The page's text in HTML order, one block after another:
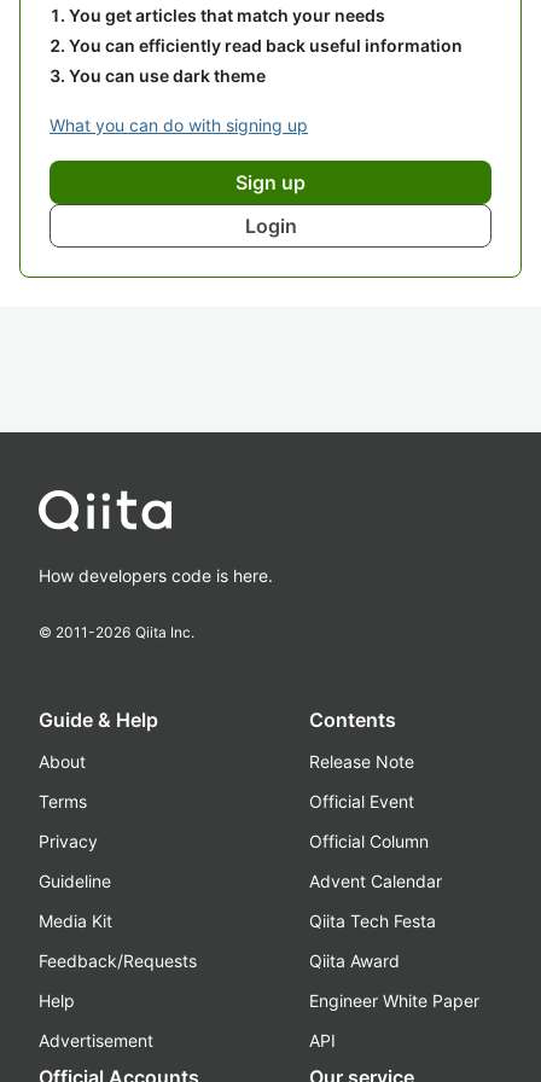
You get articles that match your needs
You can efficiently read back useful information
You can use dark theme
What you can do with signing up
Sign up
Login
How developers code is here.
© 2011-2026 Qiita Inc.
Guide & Help
About
Terms
Privacy
Guideline
Media Kit
Feedback/Requests
Help
Advertisement
Contents
Release Note
Official Event
Official Column
Advent Calendar
Qiita Tech Festa
Qiita Award
Engineer White Paper
API
Official Accounts Our service